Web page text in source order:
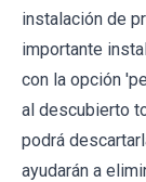
instalación de
importante
con la opción
al descubierto
podrá
ayudarán a